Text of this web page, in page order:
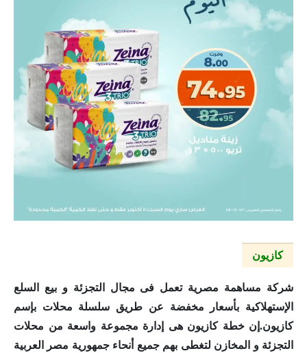
كازيون
شركة مساهمة مصرية تعمل فى مجال التجزئة و بيع السلع
الإستهلاكية بأسعار مخفضة عن طريق سلسلة محلات بإسم
كازيون.إن خطةكازيون هى إدارة مجموعة واسعة من محلات
التجزئة و المخازن لتغطى بهم جميع أنحاء جمهورية مصر العربية